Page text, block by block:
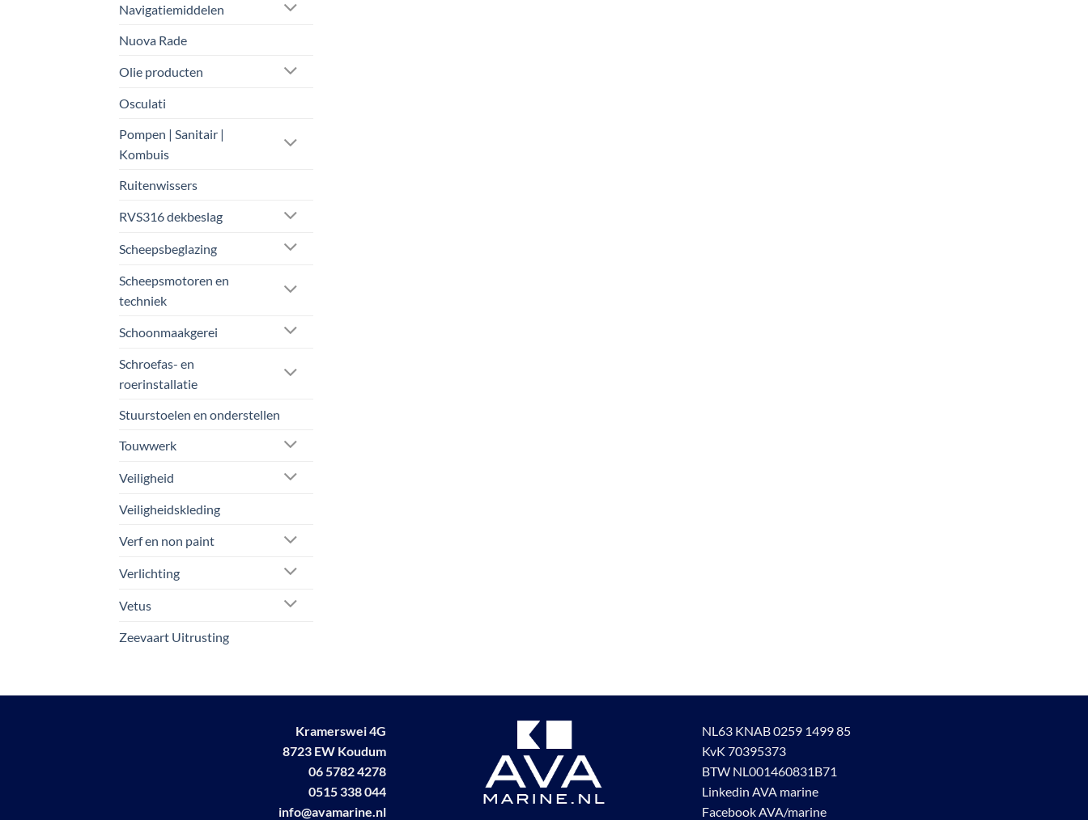
Navigatiemiddelen
Nuova Rade
Olie producten
Osculati
Pompen | Sanitair |
Kombuis
Ruitenwissers
RVS316 dekbeslag
Scheepsbeglazing
Scheepsmotoren en
techniek
Schoonmaakgerei
Schroefas- en
roerinstallatie
Stuurstoelen en onderstellen
Touwwerk
Veiligheid
Veiligheidskleding
Verf en non paint
Verlichting
Vetus
Zeevaart Uitrusting
Kramerswei 4G
8723 EW Koudum
06 5782 4278
0515 338 044
info@avamarine.nl
NL63 KNAB 0259 1499 85
KvK 70395373
BTW NL001460831B71
Linkedin AVA marine
Facebook AVA/marine